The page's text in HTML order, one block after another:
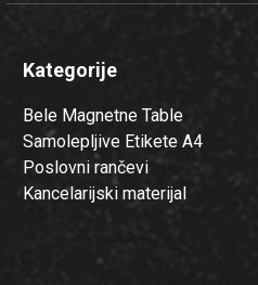
Kategorije
Bele Magnetne Table
Samolepljive Etikete A4
Poslovni rančevi
Kancelarijski materijal